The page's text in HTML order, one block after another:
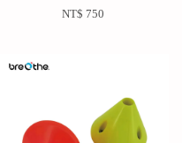
NT$ 750